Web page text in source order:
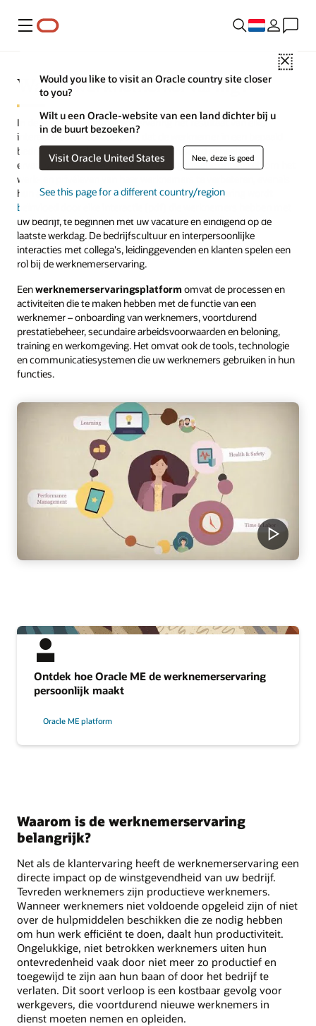
Menu
Close
Would you like to visit an Oracle country site closer
to you?
Wilt u een Oracle-website van een land dichter bij u
in de buurt bezoeken?
Visit Oracle United States Nee, deze is goed
See this page for a different country/region
Wat is werknemerservaring?
In de kern is de werknemerservaring het resultaat van elke
interactie en elk contactpunt dat de werknemer in een bepaald
bedrijf ervaart. Het is ook een georganiseerd geheel van
ervaringen en overwegingen die de organisatie ontwikkelt om het
werk- en privéleven van haar werknemers te verbeteren, evenals
hun algemene productiviteit. Dewerknemerservaring wordt
beïnvloed door elke interactie (pdf)
uw bedrijf, te beginnen met uw vacature en eindigend op de
laatste werkdag. De bedrijfscultuur en interpersoonlijke
interacties met collega's, leidinggevenden en klanten spelen een
rol bij de werknemerservaring.
Eenwerknemerservaringsplatform omvat de processen en
activiteiten die te maken hebben met de functie van een
werknemer – onboarding van werknemers, voortdurend
prestatiebeheer, secundaire arbeidsvoorwaarden en beloning,
training en werkomgeving. Het omvat ook de tools, technologie
en communicatiesystemen die uw werknemers gebruiken in hun
functies.
Ontdek hoe Oracle ME de werknemerservaring
persoonlijk maakt
Oracle ME platform
Waarom is de werknemerservaring
belangrijk?
Net als de klantervaring heeft de werknemerservaring een
directe impact op de winstgevendheid van uw bedrijf.
Tevreden werknemers zijn productieve werknemers.
Wanneer werknemers niet voldoende opgeleid zijn of niet
over de hulpmiddelen beschikken die ze nodig hebben
om hun werk efficiënt te doen, daalt hun productiviteit.
Ongelukkige, niet betrokken werknemers uiten hun
ontevredenheid vaak door niet meer zo productief en
toegewijd te zijn aan hun baan of door het bedrijf te
verlaten. Dit soort verloop is een kostbaar gevolg voor
werkgevers, die voortdurend nieuwe werknemers in
dienst moeten nemen en opleiden.